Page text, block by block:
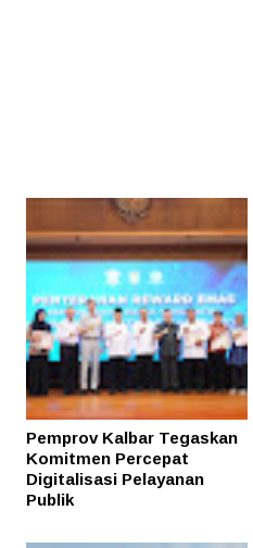
Pemprov Kalbar Tegaskan
Komitmen Percepat
Digitalisasi Pelayanan
Publik